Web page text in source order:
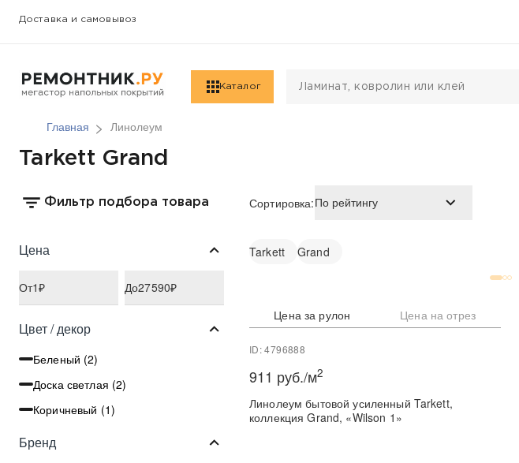
Доставка и самовывоз
Каталог
Главная Линолеум
Tarkett Grand
Фильтр подбора товара
Цена
От1₽ До27590₽
Цвет / декор
Беленый (2)
Доска светлая (2)
Коричневый (1)
Бренд
Сортировка:
Tarkett Grand
Цена за рулон Цена на отрез
ID: 4796888
911 руб./м2
Линолеум бытовой усиленный Tarkett,
коллекция Grand, «Wilson 1»